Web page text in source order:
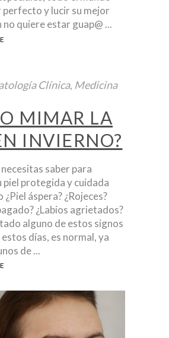
y lucir su mejor
no quiere estar guap@
Clínica, Medicina
MIMAR LA
INVIERNO?
saber para
piel protegida y cuidada
áspera? ¿Rojeces?
¿Labios agrietados?
alguno de estos signos
días, es normal, ya
de